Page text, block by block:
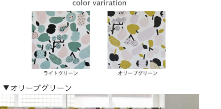
▼オリーブグリーン